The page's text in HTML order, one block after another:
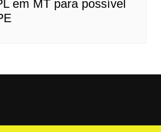
em MT para possível